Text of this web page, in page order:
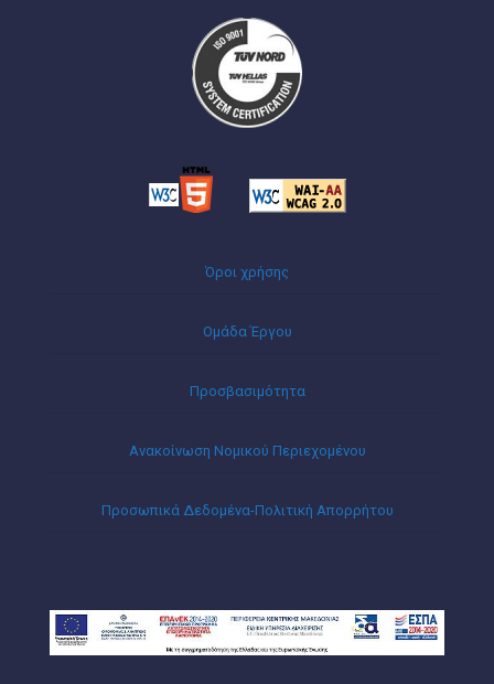
Όροι χρήσης
Ομάδα Έργου
Προσβασιμότητα
Ανακοίνωση Νομικού Περιεχομένου
Προσωπικά Δεδομένα-Πολιτική Απορρήτου